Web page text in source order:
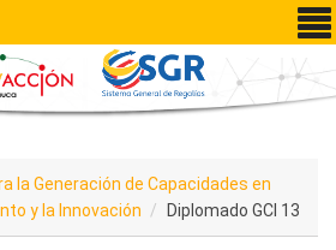
la Generación de Capacidades en
y la Innovación
Diplomado GCI 13